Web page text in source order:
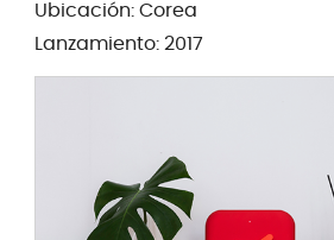
Ubicación: Corea
Lanzamiento: 2017